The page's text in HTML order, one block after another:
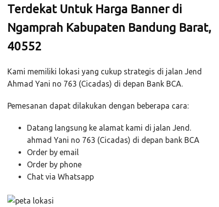
Terdekat Untuk Harga Banner di
Ngamprah Kabupaten Bandung Barat,
40552
Kami memiliki lokasi yang cukup strategis di jalan Jend
Ahmad Yani no 763 (Cicadas) di depan Bank BCA.
Pemesanan dapat dilakukan dengan beberapa cara:
Datang langsung ke alamat kami di jalan Jend.
ahmad Yani no 763 (Cicadas) di depan bank BCA
Order by email
Order by phone
Chat via Whatsapp